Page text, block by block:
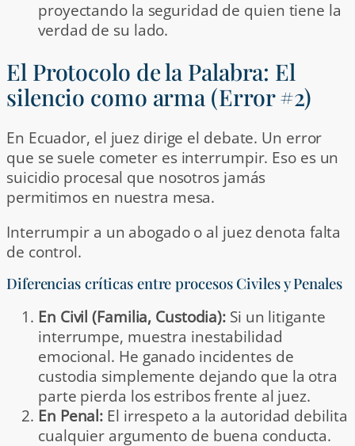
proyectando la seguridad de quien tiene la
verdad de su lado.
El Protocolo de la Palabra: El
silencio como arma (Error #2)
En Ecuador, el juez dirige el debate. Un error
que se suele cometer es interrumpir. Eso es un
suicidio procesal que nosotros jamás
permitimos en nuestra mesa.
Interrumpir a un abogado o al juez denota falta
de control.
Diferencias críticas entre procesos Civiles y Penales
En Civil (Familia, Custodia): Si un litigante
interrumpe, muestra inestabilidad
emocional. He ganado incidentes de
custodia simplemente dejando que la otra
parte pierda los estribos frente al juez.
En Penal: El irrespeto a la autoridad debilita
cualquier argumento de buena conducta.